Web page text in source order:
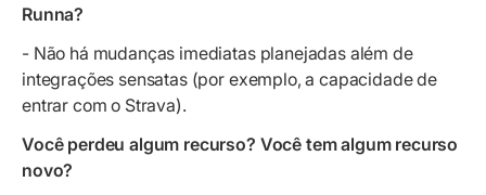
Runna?
- Não há mudanças imediatas planejadas além de
integrações sensatas (por exemplo, a capacidade de
entrar com o Strava).
Você perdeu algum recurso? Você tem algum recurso
novo?